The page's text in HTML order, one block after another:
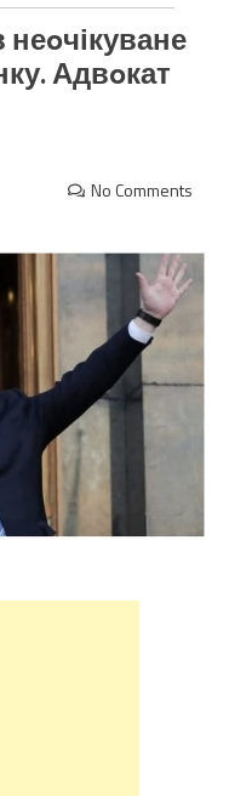
Адвoкат
No Comments